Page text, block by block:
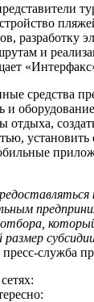
разработку
и
средства
и
отдыха,
установить
служба